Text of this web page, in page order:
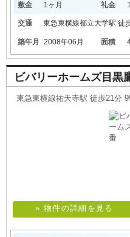
敷金
1ヶ月 礼金
交通 東急東横線都立大学駅 徒
築年月 2008年06月 面積
ビバリーホームズ目黒
東急東横線祐天寺駅 徒歩21分
» 物件の詳細を見る